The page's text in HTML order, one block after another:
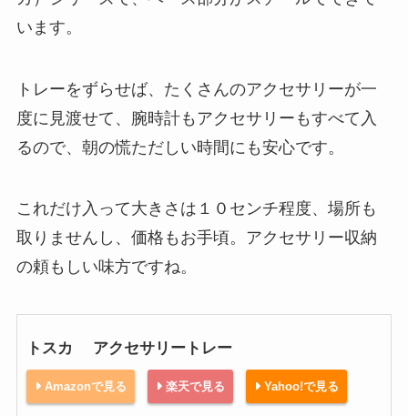
います。
トレーをずらせば、たくさんのアクセサリーが一
度に見渡せて、腕時計もアクセサリーもすべて入
るので、朝の慌ただしい時間にも安心です。
これだけ入って大きさは１０センチ程度、場所も
取りませんし、価格もお手頃。アクセサリー収納
の頼もしい味方ですね。
トスカ アクセサリートレー
Amazonで見る 楽天で見る Yahoo!で見る